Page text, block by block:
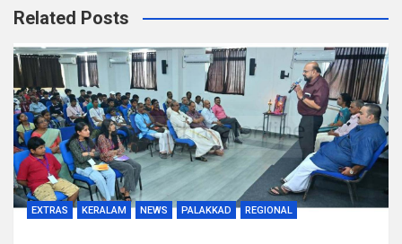
Related Posts
EXTRAS KERALAM NEWS PALAKKAD REGIONAL